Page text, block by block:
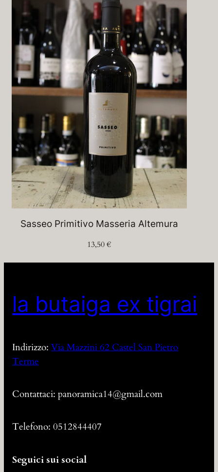
Sasseo Primitivo Masseria Altemura
13,50€
la butaiga ex tigrai
Indirizzo:Via Mazzini 62 Castel San Pietro
Terme
Contattaci: panoramica14@gmail.com
Telefono: 0512844407
Seguici sui social